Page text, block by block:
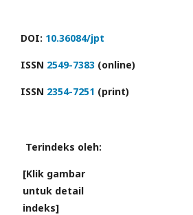
DOI: 10.36084/jpt
ISSN 2549-7383 (online)
ISSN 2354-7251 (print)
Terindeks oleh:
[Klik gambar
untuk detail
indeks]